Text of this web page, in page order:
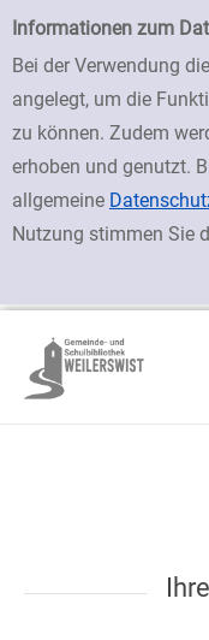
Einfache Suche
Informationen zum
Bei der Verwendung
angelegt, um die
zu können. Zudem
erhoben und genutzt.
allgemeine
Nutzung stimmen Sie
zur Navigation springen
zum Inhalt springen
Zur Detailanzeige